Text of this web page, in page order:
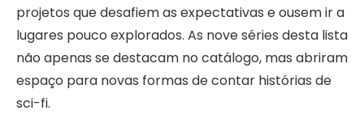
projetos que desafiem as expectativas e ousem ir a
lugares pouco explorados. As nove séries desta lista
não apenas se destacam no catálogo, mas abriram
espaço para novas formas de contar histórias de
sci-fi.